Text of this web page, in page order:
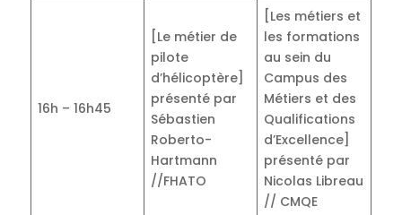
16h – 16h45
[Le métier de
pilote
d’hélicoptère]
présenté par
Sébastien
Roberto-
Hartmann
//FHATO
[Les métiers et
les formations
au sein du
Campus des
Métiers et des
Qualifications
d’Excellence]
présenté par
Nicolas Libreau
// CMQE